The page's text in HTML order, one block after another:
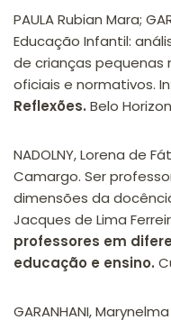
PAULA Rubian Mara;
Educação Infantil:
de crianças
oficiais e normativos.
Reflexões. Belo
NADOLNY, Lorena de
Camargo. Ser
dimensões da
Jacques de Lima
professores em
educação e ensino.
GARANHANI,